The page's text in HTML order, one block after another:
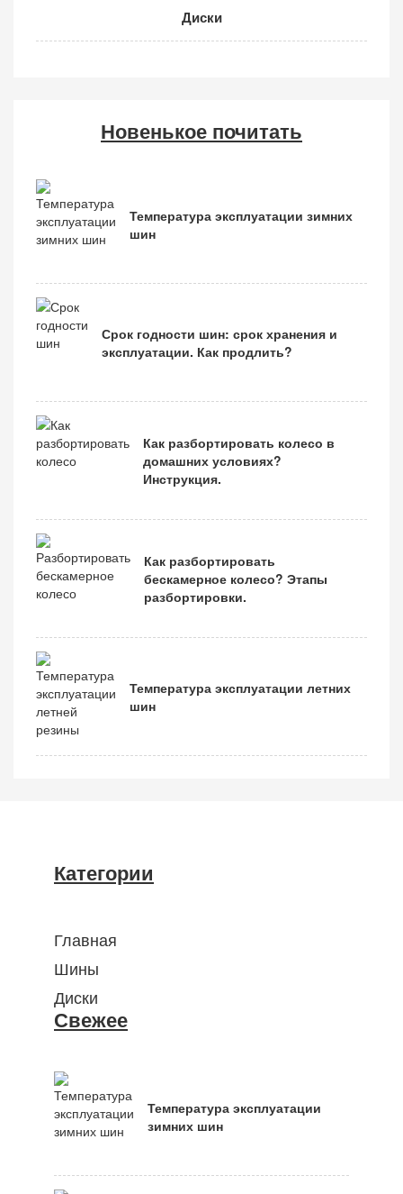
Диски
Новенькое почитать
Температура эксплуатации зимних
шин
Срок годности шин: срок хранения и
эксплуатации. Как продлить?
Как разбортировать колесо в
домашних условиях?
Инструкция.
Как разбортировать
бескамерное колесо? Этапы
разбортировки.
Температура эксплуатации летних
шин
Категории
Главная
Шины
Диски
Свежее
Температура эксплуатации
зимних шин